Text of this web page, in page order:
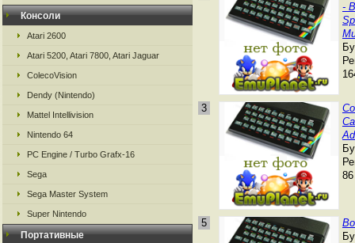
Консоли
Atari 2600
Atari 5200, Atari 7800, Atari Jaguar
ColecoVision
Dendy (Nintendo)
Mattel Intellivision
Nintendo 64
PC Engine / Turbo Grafx-16
Sega
Sega Master System
Super Nintendo
Портативные
-
3
86
5